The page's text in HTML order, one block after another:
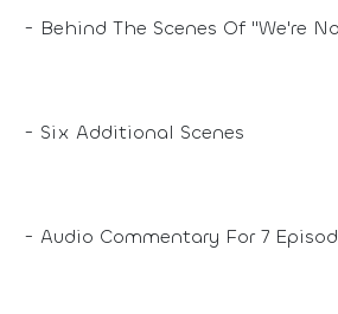
- Behind The Scenes Of "We're
- Six Additional Scenes
- Audio Commentary For 7